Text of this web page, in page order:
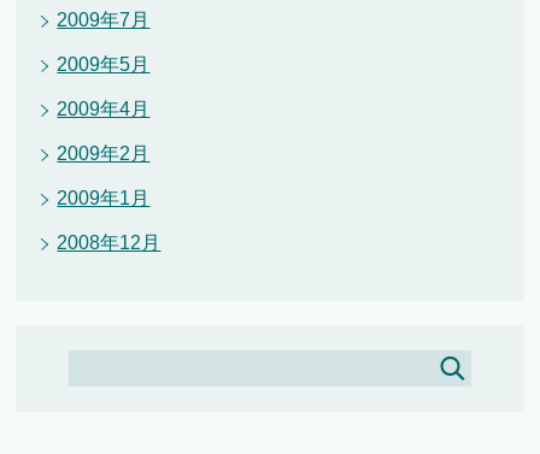
2009年7月
2009年5月
2009年4月
2009年2月
2009年1月
2008年12月